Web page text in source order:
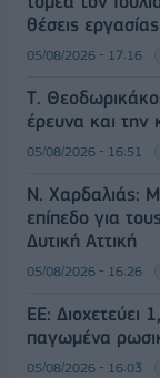
θέσεις εργασίας
05/08/2026 - 17:16
Τ.
έρευνα και την
05/08/2026 - 16:51
Ν. Χαρδαλιάς:
επίπεδο για
Δυτική Αττική
05/08/2026 - 16:26
ΕΕ: Διοχετεύει
παγωμένα
05/08/2026 - 16:03